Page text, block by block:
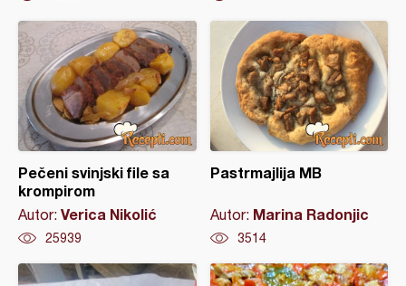
Pečeni svinjski file sa
krompirom
Autor: Verica Nikolić
25939
Pastrmajlija MB
Autor: Marina Radonjic
3514